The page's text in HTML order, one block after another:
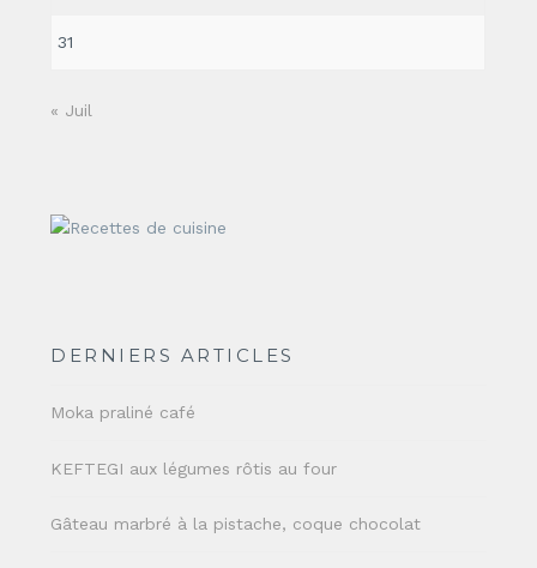
31
« Juil
DERNIERS ARTICLES
Moka praliné café
KEFTEGI aux légumes rôtis au four
Gâteau marbré à la pistache, coque chocolat